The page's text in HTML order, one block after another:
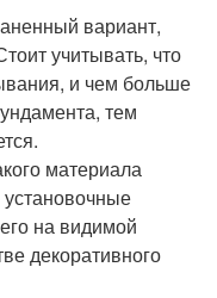
вариант,
учитывать, что
и чем больше
тем
материала
установочные
на видимой
декоративного